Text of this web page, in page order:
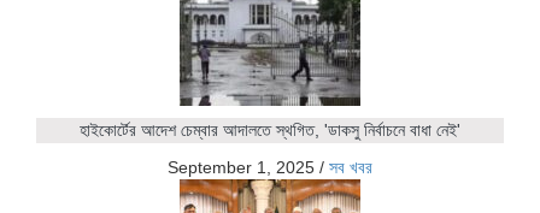
হাইকোর্টের আদেশ চেম্বার আদালতে স্থগিত, 'ডাকসু নির্বাচনে বাধা নেই'
September 1, 2025 / সব খবর